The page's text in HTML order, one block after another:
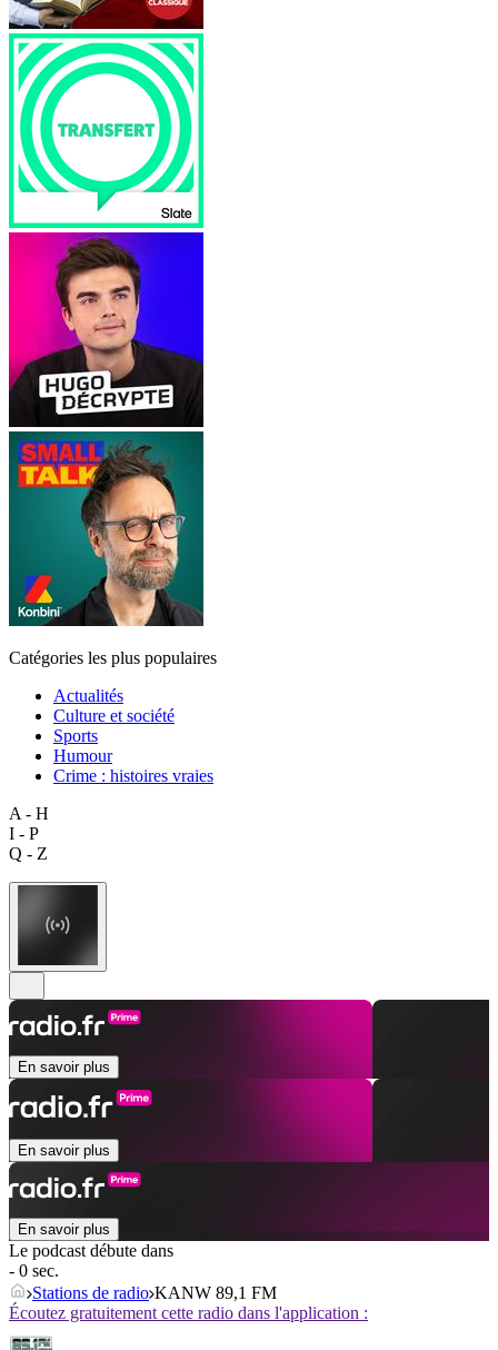
Catégories les plus populaires
Actualités
Culture et société
Sports
Humour
Crime : histoires vraies
A - H
I - P
Q - Z
En savoir plus
En savoir plus
En savoir plus
Le podcast débute dans
- 0 sec.
Stations de radio KANW 89,1 FM
Écoutez gratuitement cette radio dans l'application :